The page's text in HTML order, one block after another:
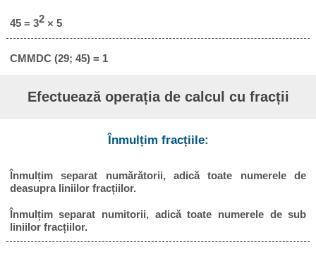
45 = 32× 5
CMMDC (29; 45) = 1
Efectuează operația de calcul cu fracții
Înmulțim fracțiile:
Înmulțim separat numărătorii, adică toate numerele de
deasupra liniilor fracțiilor.
Înmulțim separat numitorii, adică toate numerele de sub
liniilor fracțiilor.